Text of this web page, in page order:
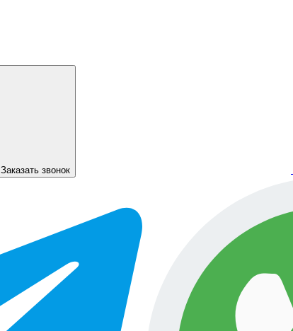
Заказать звонок